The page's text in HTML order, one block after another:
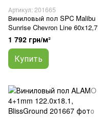
Артикул: 201665
Виниловый пол SPC Malibu
Sunrise Chevron Line 60x12,7
(5/0.5mm), BlissGround
1 792 грн/м²
Купить